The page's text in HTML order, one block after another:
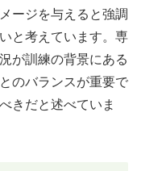
ージを与えると強調
と考えています。専
が訓練の背景にある
のバランスが重要で
きだと述べていま